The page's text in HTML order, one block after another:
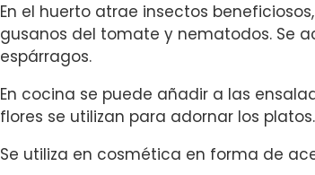
En el huerto atrae insectos
gusanos del tomate y nematodos. Se
espárragos.
En cocina se puede añadir a las
flores se utilizan para adornar los platos.
Se utiliza en cosmética en forma de